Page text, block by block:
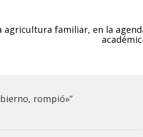
agricultura familiar, en la
rompió»”